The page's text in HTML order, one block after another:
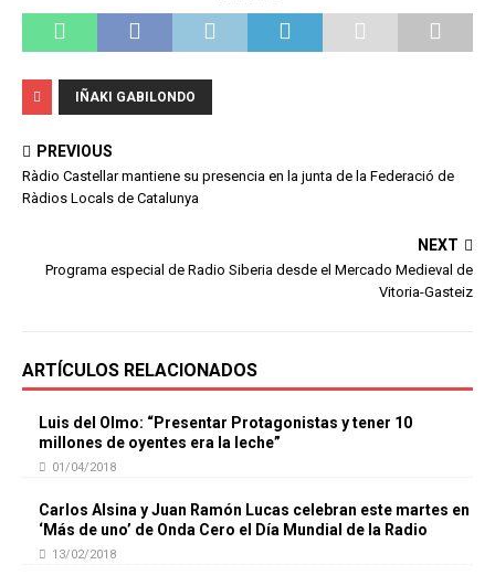
IÑAKI GABILONDO
PREVIOUS
Ràdio Castellar mantiene su presencia en la junta de la Federació de
Ràdios Locals de Catalunya
NEXT
Programa especial de Radio Siberia desde el Mercado Medieval de
Vitoria-Gasteiz
ARTÍCULOS RELACIONADOS
Luis del Olmo: “Presentar Protagonistas y tener 10
millones de oyentes era la leche”
01/04/2018
Carlos Alsina y Juan Ramón Lucas celebran este martes en
‘Más de uno’ de Onda Cero el Día Mundial de la Radio
13/02/2018